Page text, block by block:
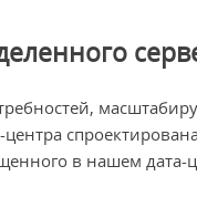
в нашем дата-